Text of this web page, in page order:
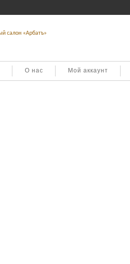
О нас Мой аккаунт